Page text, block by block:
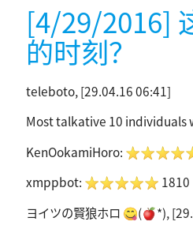
[4/29/2016]
的时刻？
teleboto, [29.04.16 06:41]
Most talkative 10 individuals
KenOokamiHoro:
xmppbot: ⭐️⭐️⭐️⭐️⭐️ 1810
ヨイツの賢狼ホロ 😋(🍎*),